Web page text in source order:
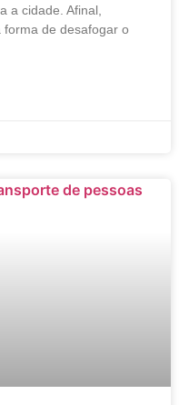
a cidade. Afinal,
de desafogar o